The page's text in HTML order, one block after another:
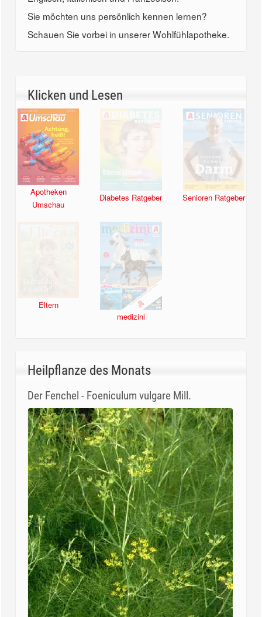
Sie möchten uns persönlich kennen lernen?
Schauen Sie vorbei in unserer Wohlfühlapotheke.
Klicken und Lesen
Apotheken
Umschau
Diabetes Ratgeber Senioren Ratgeber
Eltern
medizini
Heilpflanze des Monats
Der Fenchel - Foeniculum vulgare Mill.